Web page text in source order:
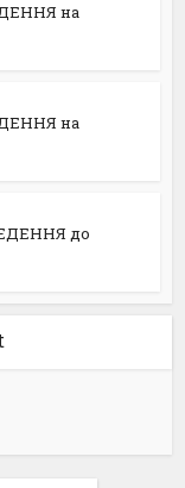
на
на
до